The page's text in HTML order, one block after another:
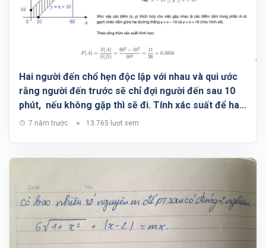
Hai người đến chổ hẹn độc lập với nhau và qui ước
rằng người đến trước sẽ chỉ đợi người đến sau 10
phút, nếu không gặp thì sẽ đi. Tính xác suất để hai
người có thể gặp nhau?
7 năm trước 13.765 lượt xem